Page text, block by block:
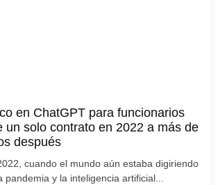
en ChatGPT para funcionarios
un solo contrato en 2022 a más de
después
cuando el mundo aún estaba digiriendo
pandemia y la inteligencia artificial...